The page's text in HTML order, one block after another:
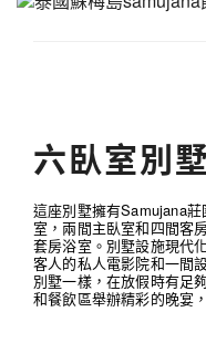
六臥室別
這座別墅擁有Samujana
室，兩間主臥室和四間客
套房浴室。別墅設施現代
客人的私人電影院和一間
別墅一樣，在放假時有足
和餐飲區舉辦精彩的晚宴